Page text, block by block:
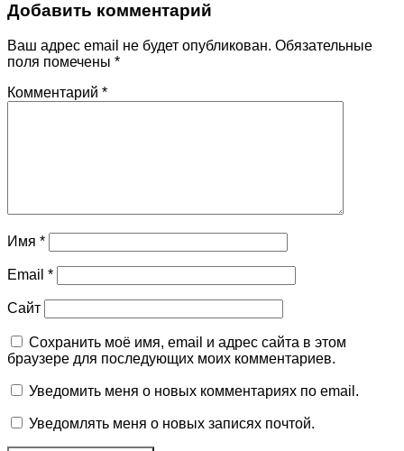
Добавить комментарий
Ваш адрес email не будет опубликован. Обязательные
поля помечены *
Комментарий *
Имя *
Email *
Сайт
Сохранить моё имя, email и адрес сайта в этом
браузере для последующих моих комментариев.
Уведомить меня о новых комментариях по email.
Уведомлять меня о новых записях почтой.